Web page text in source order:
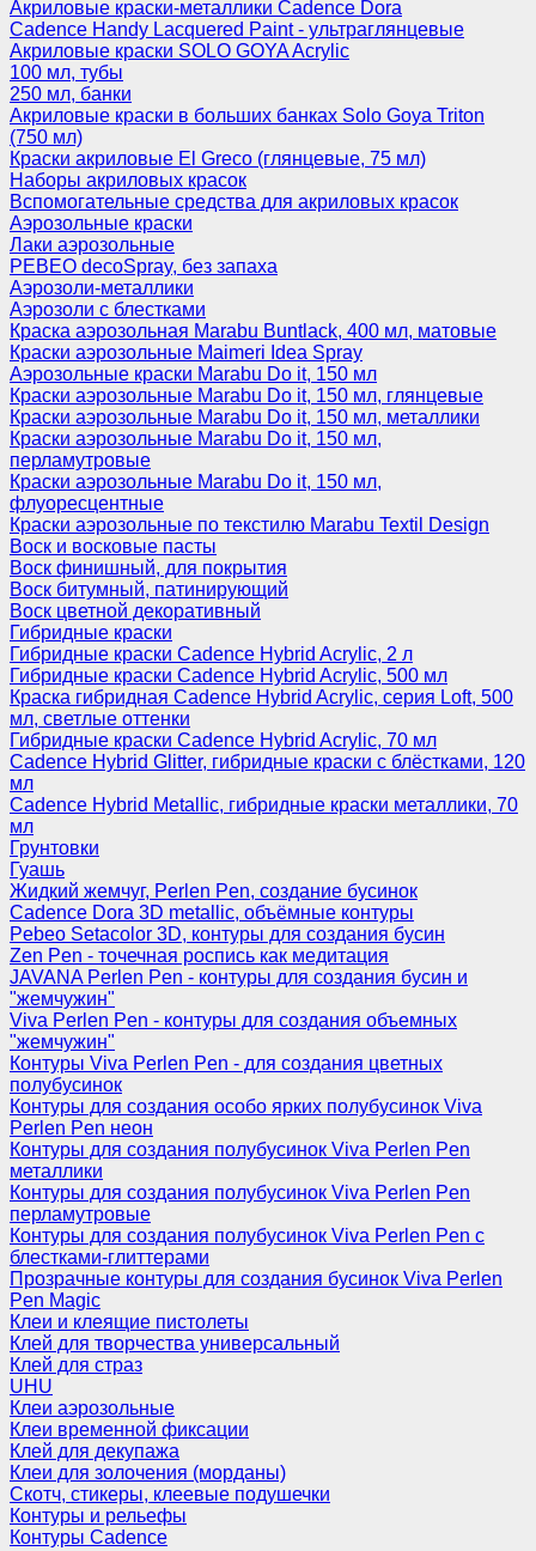
Акриловые краски-металлики Cadence Dora
Cadence Handy Lacquered Paint - ультраглянцевые
Акриловые краски SOLO GOYA Acrylic
100 мл, тубы
250 мл, банки
Акриловые краски в больших банках Solo Goya Triton
(750 мл)
Краски акриловые El Greco (глянцевые, 75 мл)
Наборы акриловых красок
Вспомогательные средства для акриловых красок
Аэрозольные краски
Лаки аэрозольные
PEBEO decoSpray, без запаха
Аэрозоли-металлики
Аэрозоли с блестками
Краска аэрозольная Marabu Buntlack, 400 мл, матовые
Краски аэрозольные Maimeri Idea Spray
Аэрозольные краски Marabu Do it, 150 мл
Краски аэрозольные Marabu Do it, 150 мл, глянцевые
Краски аэрозольные Marabu Do it, 150 мл, металлики
Краски аэрозольные Marabu Do it, 150 мл,
перламутровые
Краски аэрозольные Marabu Do it, 150 мл,
флуоресцентные
Краски аэрозольные по текстилю Marabu Textil Design
Воск и восковые пасты
Воск финишный, для покрытия
Воск битумный, патинирующий
Воск цветной декоративный
Гибридные краски
Гибридные краски Cadence Hybrid Acrylic, 2 л
Гибридные краски Cadence Hybrid Acrylic, 500 мл
Краска гибридная Cadence Hybrid Acrylic, серия Loft, 500
мл, светлые оттенки
Гибридные краски Cadence Hybrid Acrylic, 70 мл
Cadence Hybrid Glitter, гибридные краски с блёстками, 120
мл
Cadence Hybrid Metallic, гибридные краски металлики, 70
мл
Грунтовки
Гуашь
Жидкий жемчуг, Perlen Pen, создание бусинок
Cadence Dora 3D metallic, объёмные контуры
Pebeo Setacolor 3D, контуры для создания бусин
Zen Pen - точечная роспись как медитация
JAVANA Perlen Pen - контуры для создания бусин и
"жемчужин"
Viva Perlen Pen - контуры для создания объемных
"жемчужин"
Контуры Viva Perlen Pen - для создания цветных
полубусинок
Контуры для создания особо ярких полубусинок Viva
Perlen Pen неон
Контуры для создания полубусинок Viva Perlen Pen
металлики
Контуры для создания полубусинок Viva Perlen Pen
перламутровые
Контуры для создания полубусинок Viva Perlen Pen с
блестками-глиттерами
Прозрачные контуры для создания бусинок Viva Perlen
Pen Magic
Клеи и клеящие пистолеты
Клей для творчества универсальный
Клей для страз
UHU
Клеи аэрозольные
Клеи временной фиксации
Клей для декупажа
Клеи для золочения (морданы)
Скотч, стикеры, клеевые подушечки
Контуры и рельефы
Контуры Cadence